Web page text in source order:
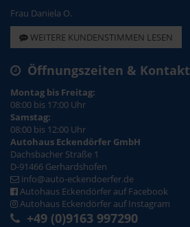
Frau Daniela O.
WEITERE KUNDENSTIMMEN LESEN
Öffnungszeiten & Kontakt
Montag bis Freitag:
08:00 bis 17:00 Uhr
Samstag:
08:00 bis 12:00 Uhr
Autohaus Eckendörfer GmbH
Dachsbacher Straße 1
D-91466 Gerhardshofen
info@auto-eckendoerfer.de
Autohaus Eckendörfer auf Facebook
Autohaus Eckendörfer auf Instagram
+49 (0)9163 997290